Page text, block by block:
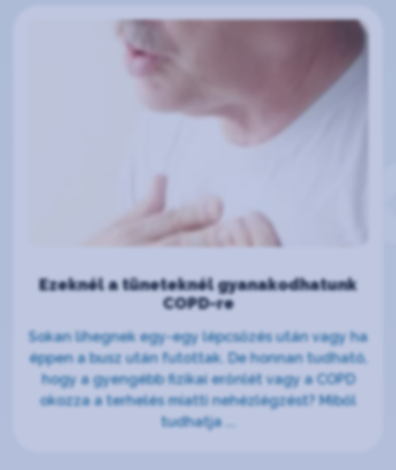
Ezeknél a tüneteknél gyanakodhatunk
COPD-re
Sokan lihegnek egy-egy lépcsőzés után vagy ha
éppen a busz után futottak. De honnan tudható,
hogy a gyengébb fizikai erőnlét vagy a COPD
okozza a terhelés miatti nehézlégzést? Miből
tudhatja ...